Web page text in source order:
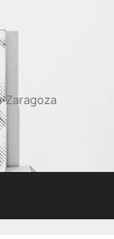
Zaragoza